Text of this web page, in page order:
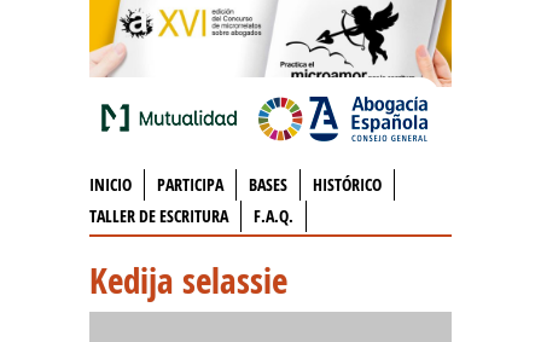
INICIO PARTICIPA BASES
HISTÓRICO
TALLER DE ESCRITURA
F.A.Q.
Kedija selassie